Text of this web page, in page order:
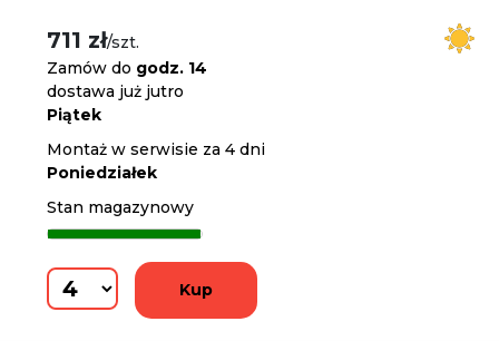
711 zł/szt.
Zamów do godz. 14
dostawa już jutro
Piątek
Montaż w serwisie za 4 dni
Poniedziałek
Stan magazynowy
Kup